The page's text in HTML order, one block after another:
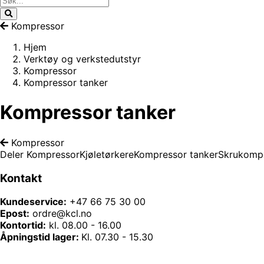
Kompressor
Hjem
Verktøy og verkstedutstyr
Kompressor
Kompressor tanker
Kompressor tanker
Kompressor
Deler KompressorKjøletørkereKompressor tanker
Kontakt
Kundeservice: +47 66 75 30 00
Epost: ordre@kcl.no
Kontortid: kl. 08.00 - 16.00
Åpningstid lager: Kl. 07.30 - 15.30